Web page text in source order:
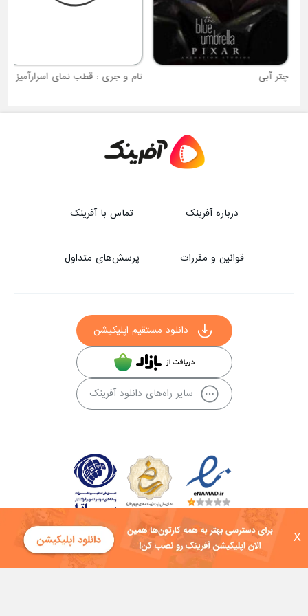
X
چتر آبی تام و جری : قطب نمای اسرارآمیز
درباره آفرینک تماس با آفرینک
قوانین و مقررات پرسش‌های متداول
دانلود مستقیم اپلیکیشن
سایر راه‌های دانلود آفرینک
کلیه حقوق این سایت به شرکت توسعه فناوی هفت آسمان توکان تعلق دارد و